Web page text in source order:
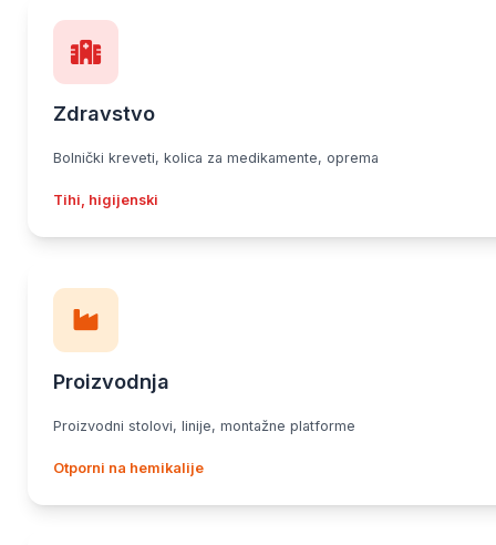
Zdravstvo
Bolnički kreveti, kolica za medikamente, oprema
Tihi, higijenski
Proizvodnja
Proizvodni stolovi, linije, montažne platforme
Otporni na hemikalije